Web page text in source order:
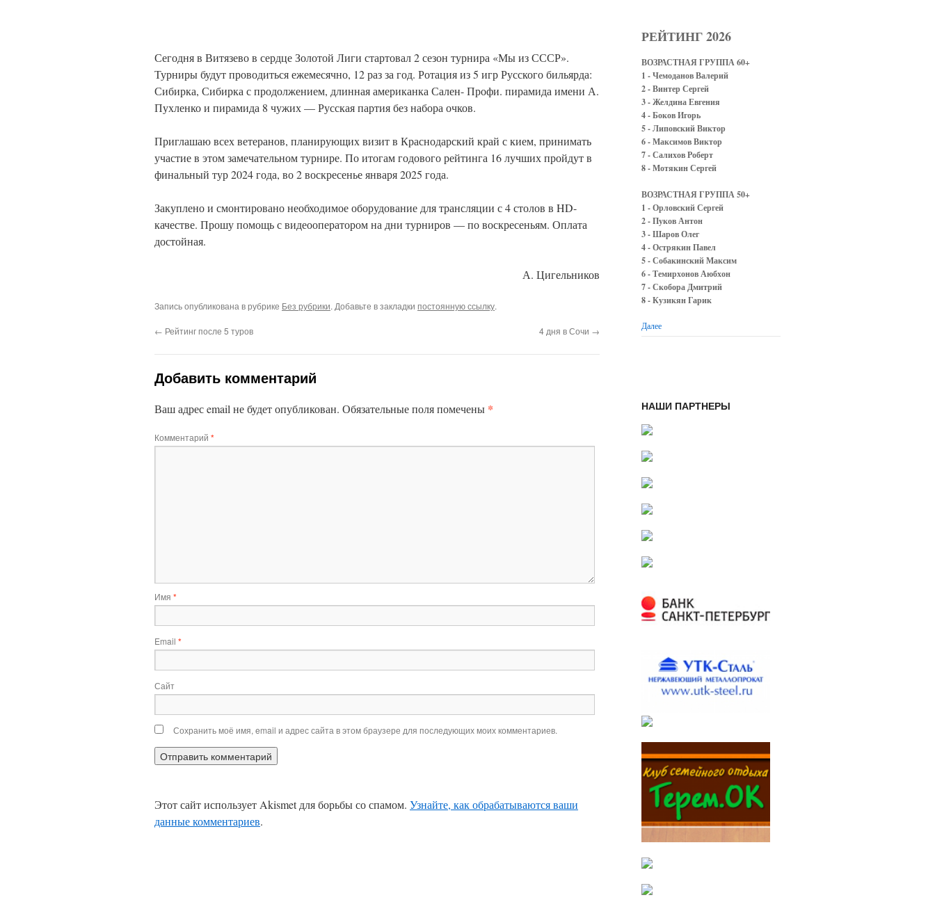
Сегодня в Витязево в сердце Золотой Лиги стартовал 2 сезон турнира «Мы из СССР».
Турниры будут проводиться ежемесячно, 12 раз за год. Ротация из 5 игр Русского бильярда:
Сибирка, Сибирка с продолжением, длинная американка Сален- Профи. пирамида имени А.
Пухленко и пирамида 8 чужих — Русская партия без набора очков.
Приглашаю всех ветеранов, планирующих визит в Краснодарский край с кием, принимать
участие в этом замечательном турнире. По итогам годового рейтинга 16 лучших пройдут в
финальный тур 2024 года, во 2 воскресенье января 2025 года.
Закуплено и смонтировано необходимое оборудование для трансляции с 4 столов в HD-
качестве. Прошу помощь с видеооператором на дни турниров — по воскресеньям. Оплата
достойная.
А. Цигельников
Запись опубликована в рубрике Без рубрики. Добавьте в закладки постоянную ссылку.
← Рейтинг после 5 туров 4 дня в Сочи →
Добавить комментарий
Ваш адрес email не будет опубликован. Обязательные поля помечены *
Комментарий *
Имя *
Email *
Сайт
Сохранить моё имя, email и адрес сайта в этом браузере для последующих моих комментариев.
Этот сайт использует Akismet для борьбы со спамом. Узнайте, как обрабатываются ваши
данные комментариев.
РЕЙТИНГ 2026
ВОЗРАСТНАЯ ГРУППА 60+
1 - Чемоданов Валерий
2 - Винтер Сергей
3 - Желдина Евгения
4 - Боков Игорь
5 - Липовский Виктор
6 - Максимов Виктор
7 - Салихов Роберт
8 - Мотякин Сергей
ВОЗРАСТНАЯ ГРУППА 50+
1 - Орловский Сергей
2 - Пуков Антон
3 - Шаров Олег
4 - Острякин Павел
5 - Собакинский Максим
6 - Темирхонов Аюбхон
7 - Скобора Дмитрий
8 - Кузикян Гарик
Далее
НАШИ ПАРТНЕРЫ